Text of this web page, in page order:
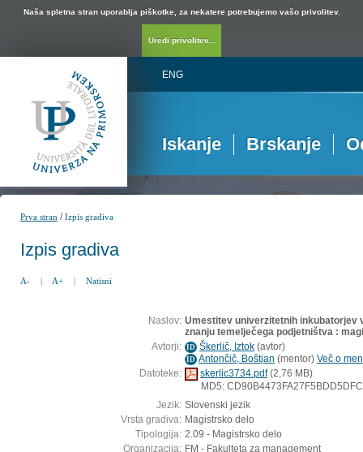
Naša spletna stran uporablja piškotke, za nekatere potrebujemo vašo privolitev.
Uredi privolitev...
ENG
Iskanje Brskanje
Prva stran /Izpis gradiva
Izpis gradiva
A- | A+ | Natisni
Naslov: Umestitev univerzitetnih inkubatorjev
znanju temelječega podjetništva :
Avtorji: ID Škerlič, Iztok (avtor)
ID Antončič, Boštjan (mentor) Več o
Datoteke:
skerlic3734.pdf(2,76 MB)
MD5:
Jezik: Slovenski jezik
Vrsta gradiva: Magistrsko delo
Tipologija: 2.09 - Magistrsko delo
Organizacija: FM - Fakulteta za management